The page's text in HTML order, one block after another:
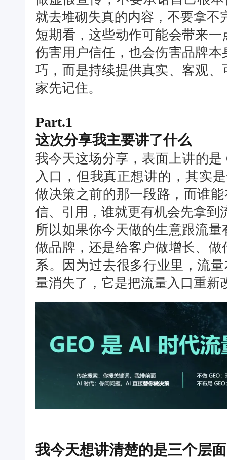
就去堆砌失真的内容，不要拿不
短期看，这些动作可能会带来
伤害用户信任，也会伤害品牌
巧，而是持续提供真实、客观
家先记住。
Part.1
这次分享我主要讲了什么
我今天这场分享，表面上讲的
入口，但我真正想讲的，其实
做决策之前的那一段路，而谁
信、引用，谁就更有机会先拿到
所以如果你今天做的生意跟流
做品牌，还是给客户做增长、
系。因为过去很多行业里，流
量消失了，它是把流量入口重新
我今天想讲清楚的是三个层